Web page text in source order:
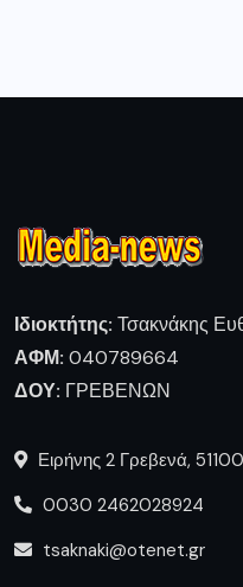
Ιδιοκτήτης: Τσακνάκης
ΑΦΜ: 040789664
ΔΟΥ: ΓΡΕΒΕΝΩΝ
Ειρήνης 2 Γρεβενά,
0030 2462028924
tsaknaki@otenet.gr